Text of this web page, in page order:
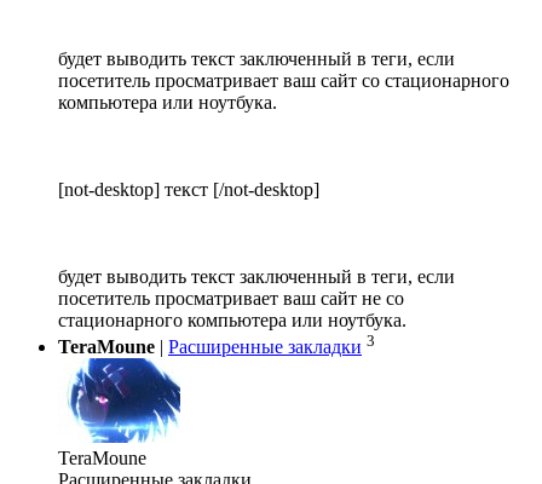
будет выводить текст заключенный в теги, если
посетитель просматривает ваш сайт со стационарного
компьютера или ноутбука.
[not-desktop] текст [/not-desktop]
будет выводить текст заключенный в теги, если
посетитель просматривает ваш сайт не со
стационарного компьютера или ноутбука.
TeraMoune | Расширенные закладки 3
TeraMoune
Расширенные закладки